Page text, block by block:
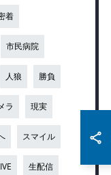
着
市民病院
人狼 勝負
ラ 現実
スマイル
生配信